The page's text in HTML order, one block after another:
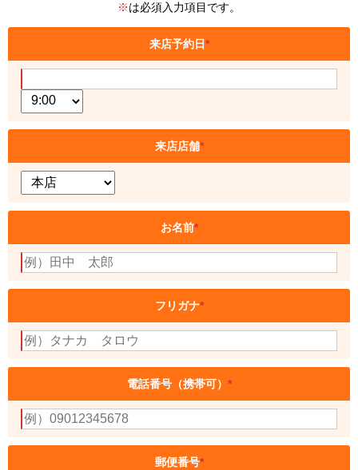
※は必須入力項目です。
来店予約日*
来店店舗*
お名前*
フリガナ*
電話番号（携帯可） *
郵便番号*